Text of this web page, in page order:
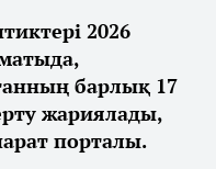
2026
барлық 17
жариялады,
порталы.